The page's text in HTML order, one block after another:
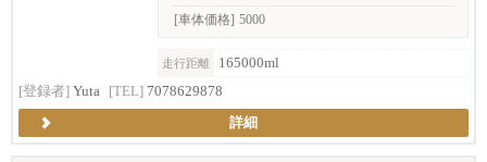
[車体価格] 5000
走行距離
165000ml
[登録者] Yuta [TEL] 7078629878
詳細